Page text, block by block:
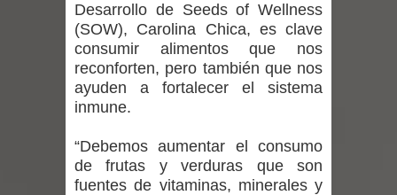
intercambio musical y pedagógico
con comunidades escolares
Alta positividad en influenza hace que
vacunarse
Desarrollo de Seeds of Wellness
(SOW), Carolina Chica, es clave
consumir alimentos que nos
reconforten, pero también que nos
ayuden a fortalecer el sistema
inmune.
“Debemos aumentar el consumo
de frutas y verduras que son
fuentes de vitaminas, minerales y